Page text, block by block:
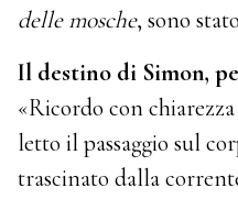
delle mosche, sono
Il destino di Simon,
«Ricordo con
letto il passaggio sul
trascinato dalla